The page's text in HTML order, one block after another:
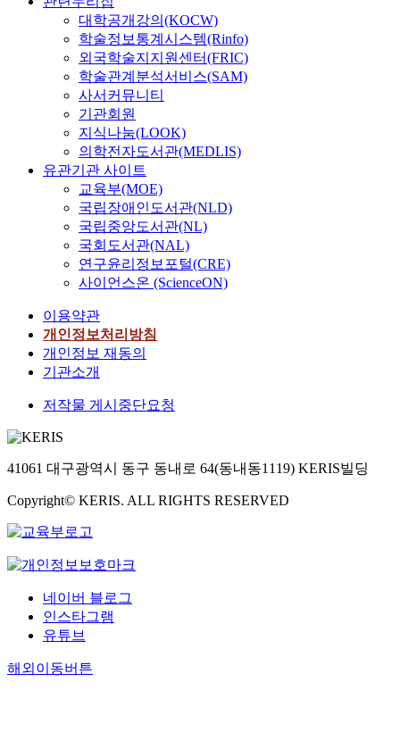
대학공개강의(KOCW)
학술정보통계시스템(Rinfo)
외국학술지지원센터(FRIC)
학술관계분석서비스(SAM)
사서커뮤니티
기관회원
지식나눔(LOOK)
의학전자도서관(MEDLIS)
유관기관 사이트
교육부(MOE)
국립장애인도서관(NLD)
국립중앙도서관(NL)
국회도서관(NAL)
연구윤리정보포털(CRE)
사이언스온 (ScienceON)
이용약관
개인정보처리방침
개인정보 재동의
기관소개
저작물 게시중단요청
41061 대구광역시 동구 동내로 64(동내동1119) KERIS빌딩
Copyright© KERIS. ALL RIGHTS RESERVED
네이버 블로그
인스타그램
유튜브
해외이동버튼